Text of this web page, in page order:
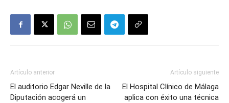
Artículo anterior
El auditorio Edgar Neville de la
Diputación acogerá un
Artículo siguiente
El Hospital Clínico de Málaga
aplica con éxito una técnica